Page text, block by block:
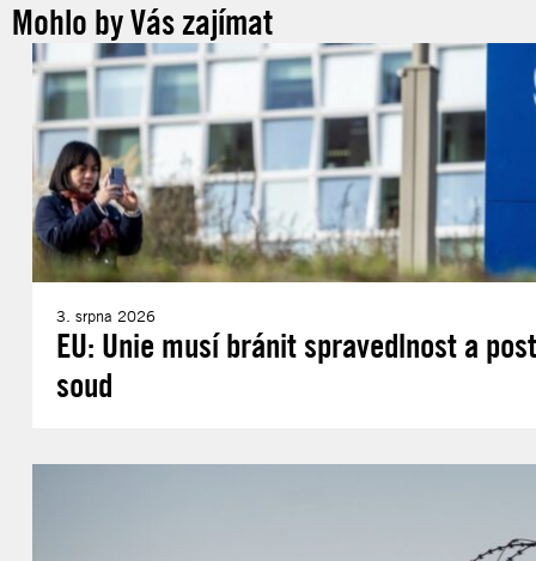
Mohlo by Vás zajímat
3. srpna 2026
EU: Unie musí bránit spravedlnost a
soud